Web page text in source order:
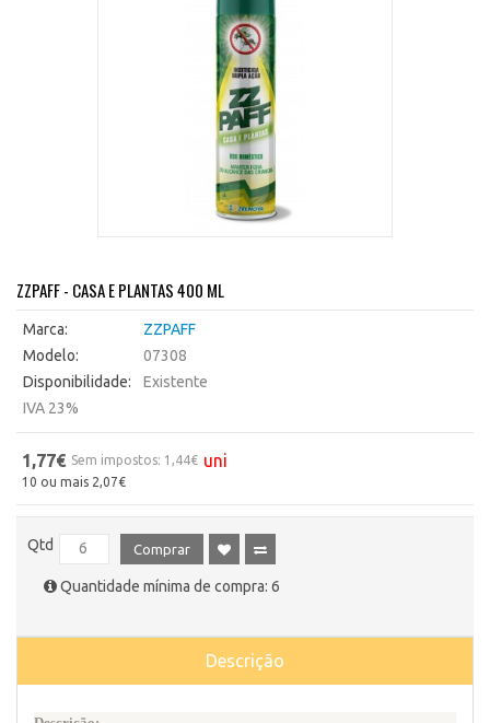
ZZPAFF - CASA E PLANTAS 400 ML
Marca:
ZZPAFF
Modelo:
07308
Disponibilidade:
Existente
IVA 23%
1,77€ Sem impostos: 1,44€ uni
10 ou mais 2,07€
Qtd Comprar
Quantidade mínima de compra: 6
Descrição